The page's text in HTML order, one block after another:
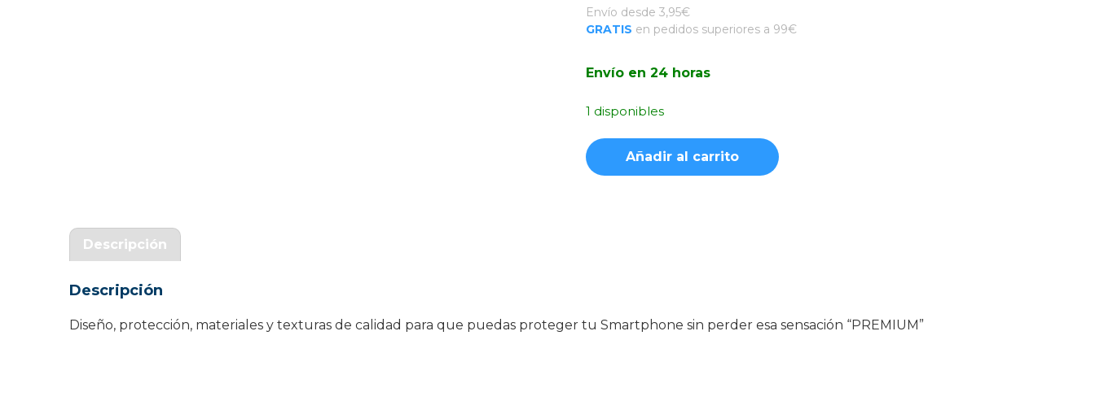
Envío desde 3,95€
GRATIS en pedidos superiores a 99€
Envío en 24 horas
1 disponibles
Funda
Acrílica
Max
Añadir al carrito
Descripción
Descripción
Diseño, protección, materiales y texturas de calidad para que puedas proteger tu Smartphone sin perder esa sensación “PREMIUM”